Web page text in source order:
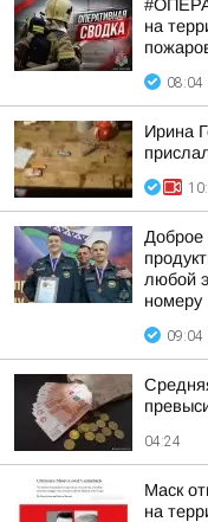
на
08:04
Ирина
Доброе
любой
номеру
09:04
04:24
Маск
на